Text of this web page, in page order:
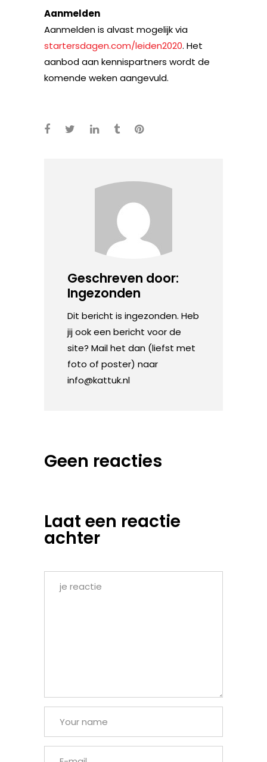
Aanmelden
Aanmelden is alvast mogelijk via
startersdagen.com/leiden2020. Het
aanbod aan kennispartners wordt de
komende weken aangevuld.
Geschreven door:
Ingezonden
Dit bericht is ingezonden. Heb
jij ook een bericht voor de
site? Mail het dan (liefst met
foto of poster) naar
info@kattuk.nl
Geen reacties
Laat een reactie
achter